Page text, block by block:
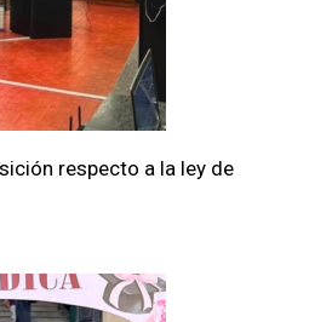
respecto a la ley de